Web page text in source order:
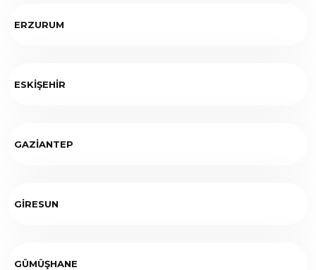
ERZURUM
ESKİŞEHİR
GAZİANTEP
GİRESUN
GÜMÜŞHANE